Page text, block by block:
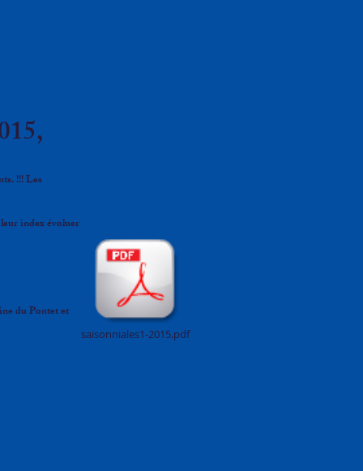
saisonniales1-2015.pdf
!!! Les
index évoluer
du Pontet et